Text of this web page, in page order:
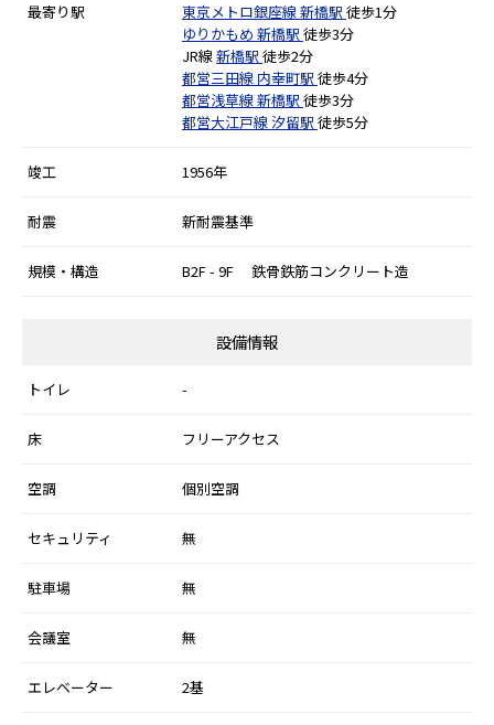
最寄り駅 東京メトロ銀座線新橋駅 徒歩1分
ゆりかもめ 新橋駅 徒歩3分
JR線新橋駅 徒歩2分
都営三田線 内幸町駅 徒歩4分
都営浅草線新橋駅 徒歩3分
都営大江戸線汐留駅 徒歩5分
竣工 1956年
耐震 新耐震基準
規模・構造 B2F - 9F 鉄骨鉄筋コンクリート造
設備情報
トイレ -
床 フリーアクセス
空調 個別空調
セキュリティ 無
駐車場 無
会議室 無
エレベーター 2基